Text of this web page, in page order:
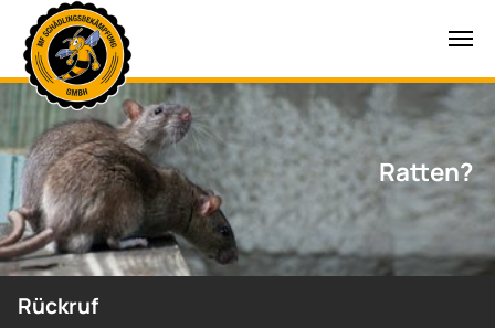
Zum Hauptinhalt springen
Ratten?
Rückruf